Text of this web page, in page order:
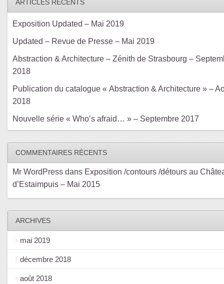
ARTICLES RÉCENTS
Exposition Updated – Mai 2019
Updated – Revue de Presse – Mai 2019
Abstraction & Architecture – Zénith de Strasbourg –
2018
Publication du catalogue « Abstraction & Architecture » –
2018
Nouvelle série « Who’s afraid… » – Septembre 2017
COMMENTAIRES RÉCENTS
Mr WordPressdans Exposition /contours /détours au
d’Estaimpuis – Mai 2015
ARCHIVES
mai 2019
décembre 2018
août 2018